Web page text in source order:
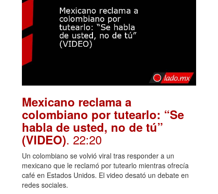
Mexicano reclama a
colombiano por tutearlo: “Se
habla de usted, no de tú”
(VIDEO). 22:20
Un colombiano se volvió viral tras responder a un
mexicano que le reclamó por tutearlo mientras ofrecía
café en Estados Unidos. El video desató un debate en
redes sociales.